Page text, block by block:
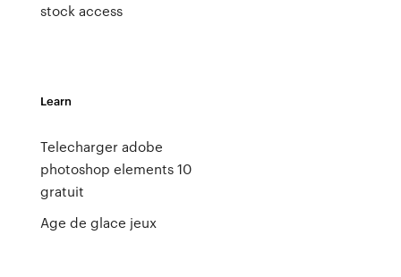
stock access
Learn
Telecharger adobe
photoshop elements 10
gratuit
Age de glace jeux